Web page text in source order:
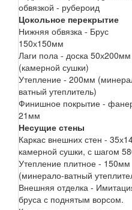
обвязкой - рубероид
Цокольное перекрытие
Нижняя обвязка - Брус
150х150мм
Лаги пола - доска 50х200мм
(камерной сушки)
Утепление - 200мм
ватный утеплитель)
Финишное покрытие -
21мм
Несущие стены
Каркас внешних стен -
камерной сушки, с шагом
Утепление плитное - 150мм
(минерало-ватный
Внешняя отделка -
бруса с поднятым ворсом.